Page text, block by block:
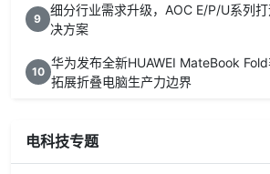
9
细分行业需求升级，AOC E/P/U系列
决方案
10
华为发布全新HUAWEI MateBook
拓展折叠电脑生产力边界
电科技专题